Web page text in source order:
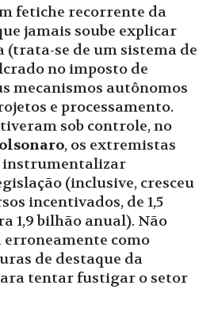
fetiche recorrente da
jamais soube explicar
(trata-se de um sistema de
no imposto de
mecanismos autônomos
e processamento.
sob controle, no
, os extremistas
instrumentalizar
(inclusive, cresceu
incentivados, de 1,5
1,9 bilhão anual). Não
erroneamente como
de destaque da
tentar fustigar o setor